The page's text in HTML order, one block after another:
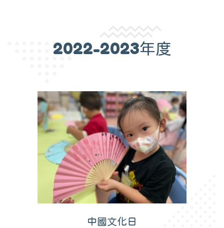
2022-2023年度
中國文化日